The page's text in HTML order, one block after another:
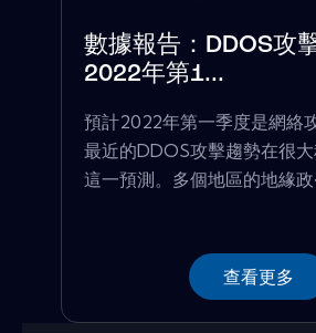
數據報告：DDOS攻
2022年第1...
預計2022年第一季度是網絡
最近的DDOS攻擊趨勢在很
這一預測。多個地區的地緣政
查看更多